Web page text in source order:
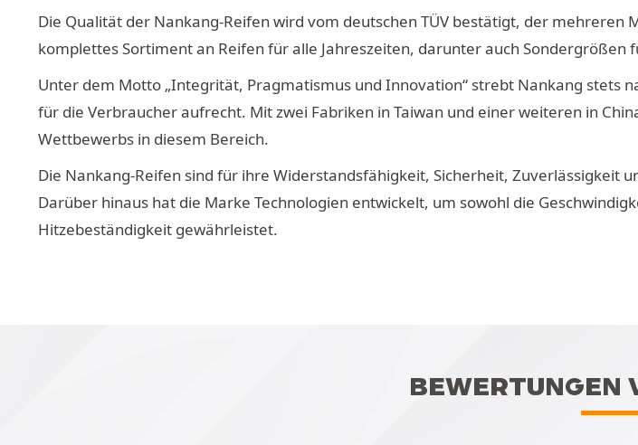
Die Qualität der Nankang-Reifen wird vom deutschen TÜV bestätigt, der
komplettes Sortiment an Reifen für alle Jahreszeiten, darunter auch Sondergrößen
Unter dem Motto „Integrität, Pragmatismus und Innovation“ strebt Nankang stets
für die Verbraucher aufrecht. Mit zwei Fabriken in Taiwan und einer weiteren in
Wettbewerbs in diesem Bereich.
Die Nankang-Reifen sind für ihre Widerstandsfähigkeit, Sicherheit, Zuverlässigkeit
Darüber hinaus hat die Marke Technologien entwickelt, um sowohl die
Hitzebeständigkeit gewährleistet.
BEWERTUNGEN